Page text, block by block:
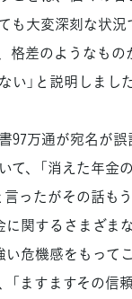
も大変深刻な状
格差のようなも
」と説明しました
万通が宛名が
、「消えた年金
ったがその話も
関するさまざま
危機感をもって
ますますその信